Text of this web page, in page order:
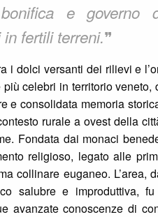
e governo
fertili terreni.❞
i dolci versanti dei rilievi e
celebri in territorio
e consolidata memoria
rurale a ovest della
Fondata dai monaci
religioso, legato alle
collinare euganeo. L’area,
salubre e improduttiva,
avanzate conoscenze di